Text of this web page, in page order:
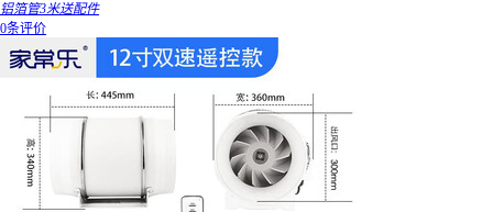
铝箔管3米送配件
0条评价